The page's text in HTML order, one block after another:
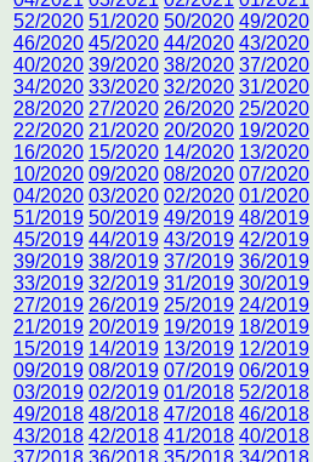
52/2020 51/2020 50/2020 49/2020
46/2020 45/2020 44/2020 43/2020
40/2020 39/2020 38/2020 37/2020
34/2020 33/2020 32/2020 31/2020
28/2020 27/2020 26/2020 25/2020
22/2020 21/2020 20/2020 19/2020
16/2020 15/2020 14/2020 13/2020
10/2020 09/2020 08/2020 07/2020
04/2020 03/2020 02/2020 01/2020
51/2019 50/2019 49/2019 48/2019
45/2019 44/2019 43/2019 42/2019
39/2019 38/2019 37/2019 36/2019
33/2019 32/2019 31/2019 30/2019
27/2019 26/2019 25/2019 24/2019
21/2019 20/2019 19/2019 18/2019
15/2019 14/2019 13/2019 12/2019
09/2019 08/2019 07/2019 06/2019
03/2019 02/2019 01/2018 52/2018
49/2018 48/2018 47/2018 46/2018
43/2018 42/2018 41/2018 40/2018
37/2018 36/2018 35/2018 34/2018